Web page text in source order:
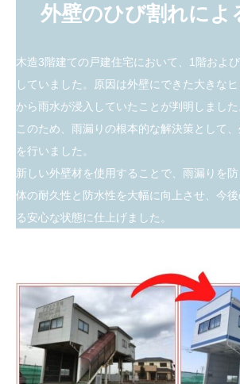
外壁のひび割れによ
木造3階建ての戸建住宅において、1階およ
していました。原因は外壁にできた大きな
から雨水が浸入していたことが判明しました
このため、雨漏りの根本的な解決策として
を行いました。
新しい外壁材を使用することで、雨漏りを
体の耐久性と防水性を大幅に向上させ、今
る安心な状態に仕上げました。